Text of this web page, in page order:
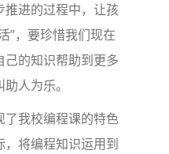
推进的过程中，让孩
”，要珍惜我们现在
的知识帮助到更多
人为乐。
了我校编程课的特色
将编程知识运用到